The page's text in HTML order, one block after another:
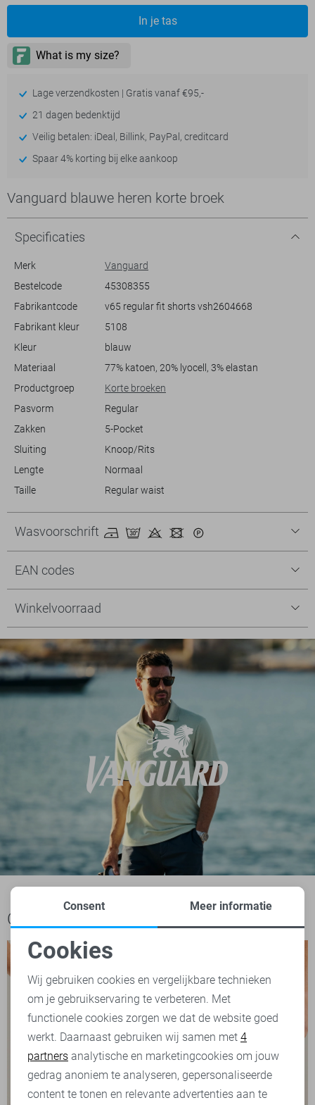
In je tas
Lage verzendkosten | Gratis vanaf €95,-
21 dagen bedenktijd
Veilig betalen: iDeal, Billink, PayPal, creditcard
Spaar 4% korting bij elke aankoop
Vanguard blauwe heren korte broek
Specificaties
Merk
Vanguard
Bestelcode
45308355
Fabrikantcode
v65 regular fit shorts vsh2604668
Fabrikant kleur
5108
Kleur
blauw
Materiaal
77% katoen, 20% lyocell, 3% elastan
Productgroep
Korte broeken
Pasvorm
Regular
Zakken
5-Pocket
Sluiting
Knoop/Rits
Lengte
Normaal
Taille
Regular waist
Wasvoorschrift
EAN codes
Winkelvoorraad
Ook het bekijken waard
Noodzakelijke cookies
Personalisatie cookies
Analytische cookies
Marketing cookies
Consent Meer informatie
Cookies
Wij gebruiken cookies en vergelijkbare technieken
om je gebruikservaring te verbeteren. Met
functionele cookies zorgen we dat de website goed
werkt. Daarnaast gebruiken wij samen met 4
partners analytische en marketingcookies om jouw
gedrag anoniem te analyseren, gepersonaliseerde
content te tonen en relevante advertenties aan te